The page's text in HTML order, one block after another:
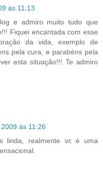
às 11:13
e admiro muito tudo que
Fiquei encantada com esse
da vida, exemplo de
pela cura, e parabéns pela
esta situação!!! Te admiro
às 11:26
linda, realmente vc é uma